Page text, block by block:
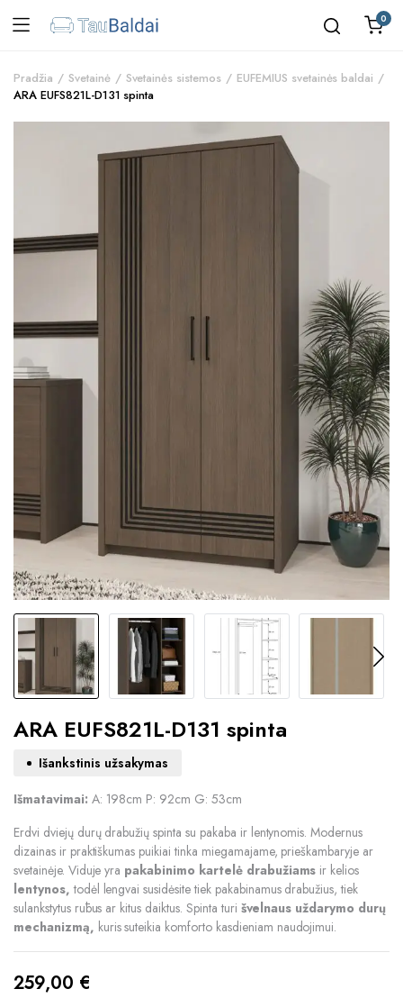
0
Pradžia Svetainė Svetainės sistemos
EUFEMIUS svetainės baldai
ARA EUFS821L-D131 spinta
ARA EUFS821L-D131 spinta
Išankstinis užsakymas
Išmatavimai: A: 198cm P: 92cm G: 53cm
Erdvi dviejų durų drabužių spinta su pakaba ir lentynomis. Modernus
dizainas ir praktiškumas puikiai tinka miegamajame, prieškambaryje ar
svetainėje. Viduje yra pakabinimo kartelė drabužiams ir kelios
lentynos, todėl lengvai susidėsite tiek pakabinamus drabužius, tiek
sulankstytus rūbus ar kitus daiktus. Spinta turi švelnaus uždarymo durų
mechanizmą, kuris suteikia komforto kasdieniam naudojimui.
259,00 €